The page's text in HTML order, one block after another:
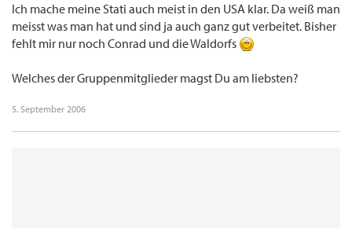
Ich mache meine Stati auch meist in den USA klar. Da weiß man
meisst was man hat und sind ja auch ganz gut verbeitet. Bisher
fehlt mir nur noch Conrad und die Waldorfs
Welches der Gruppenmitglieder magst Du am liebsten?
5. September 2006